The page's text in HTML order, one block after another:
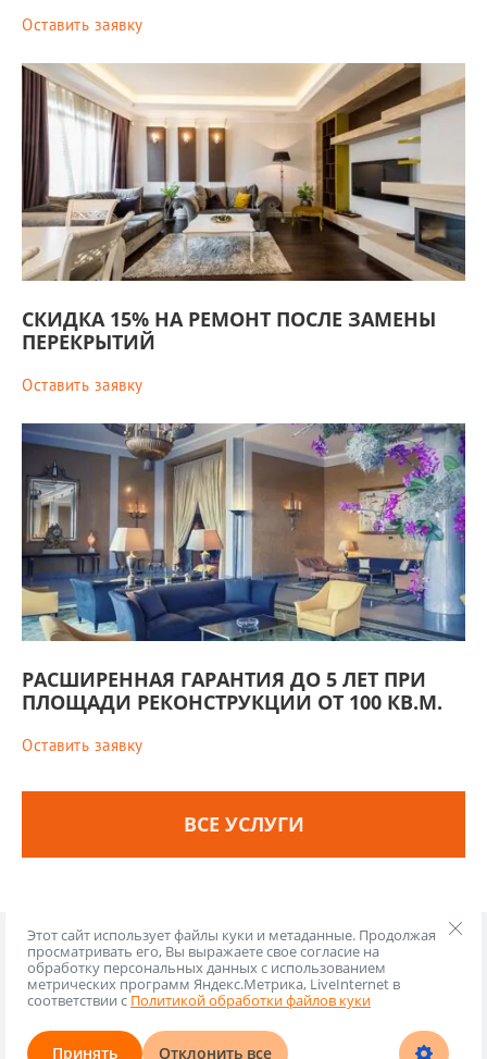
Оставить заявку
СКИДКА 15% НА РЕМОНТ ПОСЛЕ ЗАМЕНЫ
ПЕРЕКРЫТИЙ
Оставить заявку
РАСШИРЕННАЯ ГАРАНТИЯ ДО 5 ЛЕТ ПРИ
ПЛОЩАДИ РЕКОНСТРУКЦИИ ОТ 100 КВ.М.
Оставить заявку
ВСЕ УСЛУГИ
Копирайт © 2018 - 2026
Политика конфиденциальности
Телефон: Адрес электронной почты:
Создание и продвижение сайта
Этот сайт использует файлы куки и метаданные. Продолжая
просматривать его, Вы выражаете свое согласие на
обработку персональных данных с использованием
метрических программ Яндекс.Метрика, LiveInternet в
соответствии с Политикой обработки файлов куки
Принять Отклонить все